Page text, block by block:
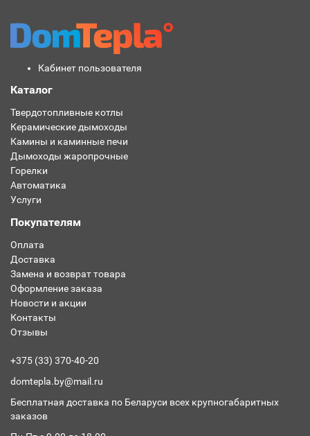
Кабинет пользователя
Каталог
Твердотопливные котлы
Керамические дымоходы
Камины и каминные печи
Дымоходы жаропрочные
Горелки
Автоматика
Услуги
Покупателям
Оплата
Доставка
Замена и возврат товара
Оформление заказа
Новости и акции
Контакты
Отзывы
+375 (33) 370-40-20
domtepla.by@mail.ru
Бесплатная доставка по Беларуси всех крупногабаритных
заказов